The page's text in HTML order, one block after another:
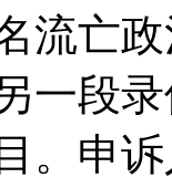
流亡
一段
。申